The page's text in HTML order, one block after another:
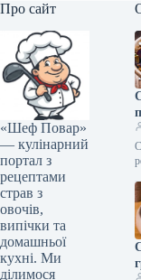
Про сайт
«Шеф Повар»
— кулінарний
портал з
рецептами
страв з
овочів,
випічки та
домашньої
кухні. Ми
ділимося